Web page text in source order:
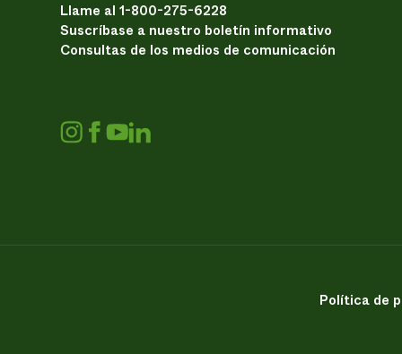
Llame al 1-800-275-6228
Suscríbase a nuestro boletín informativo
Consultas de los medios de comunicación
Política de